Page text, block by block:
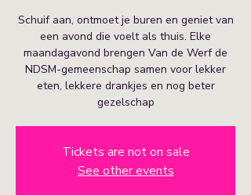
Schuif aan, ontmoet je buren en geniet van
een avond die voelt als thuis. Elke
maandagavond brengen Van de Werf de
NDSM-gemeenschap samen voor lekker
eten, lekkere drankjes en nog beter
gezelschap
Tickets are not on sale
See other events